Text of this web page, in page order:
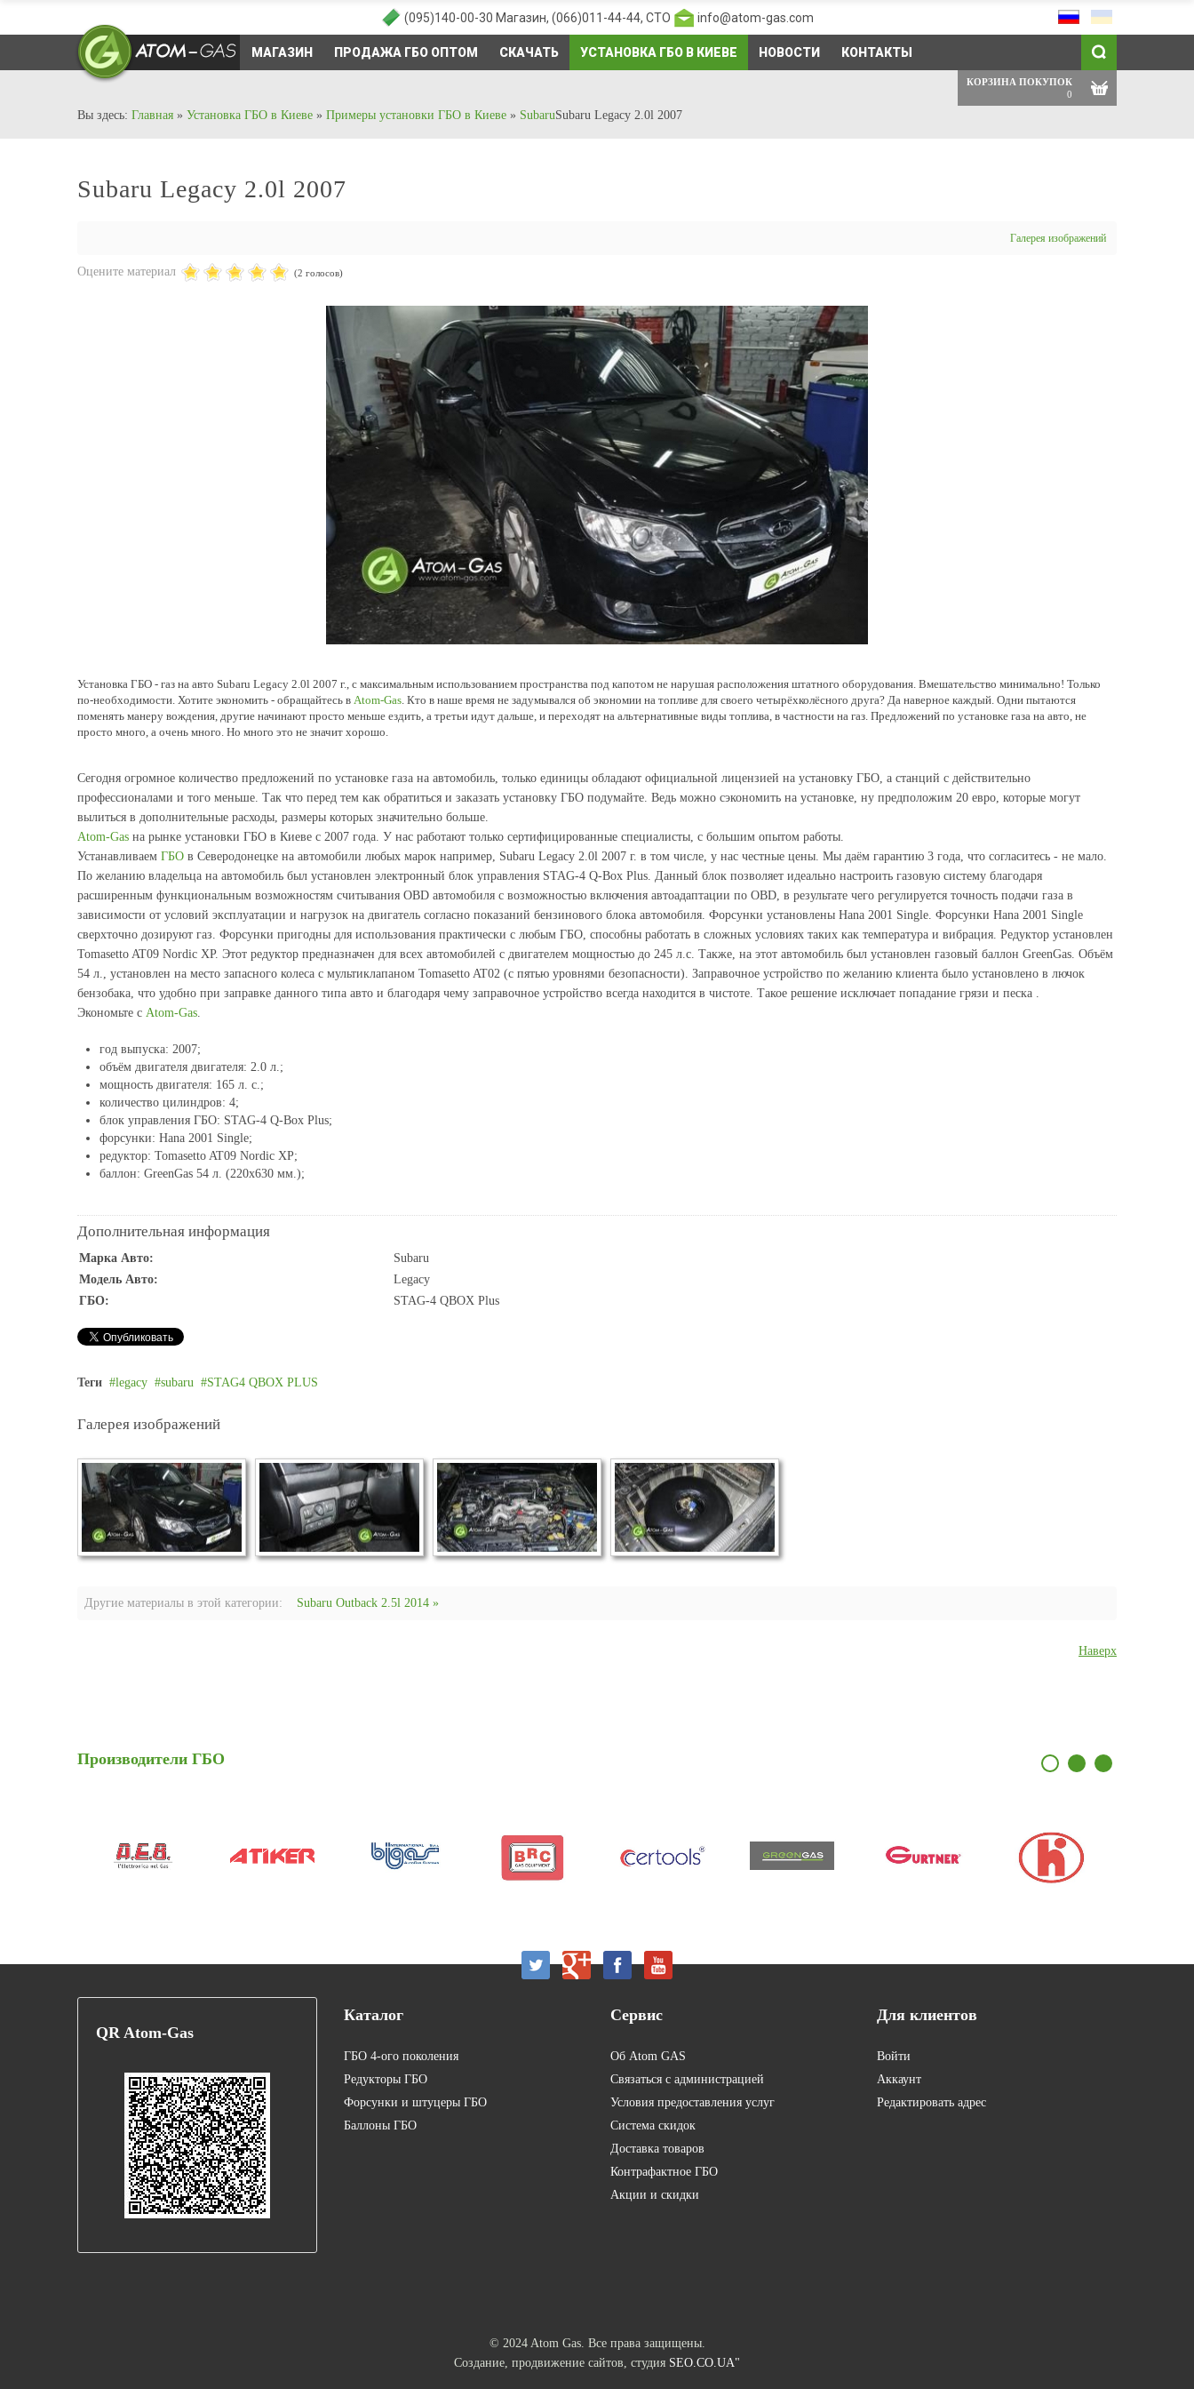
(095)140-00-30 Магазин, (066)011-44-44, СТО info@atom-gas.com
МАГАЗИН ПРОДАЖА ГБО ОПТОМ СКАЧАТЬ УСТАНОВКА ГБО В КИЕВЕ НОВОСТИ КОНТАКТЫ
КОРЗИНА ПОКУПОК
0
Вы здесь: Главная » Установка ГБО в Киеве » Примеры установки ГБО в Киеве » SubaruSubaru Legacy 2.0l 2007
Subaru Legacy 2.0l 2007
Галерея изображений
Оцените материал (2 голосов)
Установка ГБО - газ на авто Subaru Legacy 2.0l 2007 г., с максимальным использованием пространства под капотом не нарушая расположения штатного оборудования. Вмешательство минимально! Только
по-необходимости. Хотите экономить - обращайтесь в Atom-Gas. Кто в наше время не задумывался об экономии на топливе для своего четырёхколёсного друга? Да наверное каждый. Одни пытаются
поменять манеру вождения, другие начинают просто меньше ездить, а третьи идут дальше, и переходят на альтернативные виды топлива, в частности на газ. Предложений по установке газа на авто, не
просто много, а очень много. Но много это не значит хорошо.
Сегодня огромное количество предложений по установке газа на автомобиль, только единицы обладают официальной лицензией на установку ГБО, а станций с действительно
профессионалами и того меньше. Так что перед тем как обратиться и заказать установку ГБО подумайте. Ведь можно сэкономить на установке, ну предположим 20 евро, которые могут
вылиться в дополнительные расходы, размеры которых значительно больше.
Atom-Gas на рынке установки ГБО в Киеве с 2007 года. У нас работают только сертифицированные специалисты, с большим опытом работы.
Устанавливаем ГБО в Северодонецке на автомобили любых марок например, Subaru Legacy 2.0l 2007 г. в том числе, у нас честные цены. Мы даём гарантию 3 года, что согласитесь - не мало.
По желанию владельца на автомобиль был установлен электронный блок управления STAG-4 Q-Box Plus. Данный блок позволяет идеально настроить газовую систему благодаря
расширенным функциональным возможностям считывания OBD автомобиля с возможностью включения автоадаптации по OBD, в результате чего регулируется точность подачи газа в
зависимости от условий эксплуатации и нагрузок на двигатель согласно показаний бензинового блока автомобиля. Форсунки установлены Hana 2001 Single. Форсунки Hana 2001 Single
сверхточно дозируют газ. Форсунки пригодны для использования практически с любым ГБО, способны работать в сложных условиях таких как температура и вибрация. Редуктор установлен
Tomasetto AT09 Nordic XP. Этот редуктор предназначен для всех автомобилей с двигателем мощностью до 245 л.с. Также, на этот автомобиль был установлен газовый баллон GreenGas. Объём
54 л., установлен на место запасного колеса с мультиклапаном Tomasetto AT02 (с пятью уровнями безопасности). Заправочное устройство по желанию клиента было установлено в лючок
бензобака, что удобно при заправке данного типа авто и благодаря чему заправочное устройство всегда находится в чистоте. Такое решение исключает попадание грязи и песка .
Экономьте с Atom-Gas.
год выпуска: 2007;
объём двигателя двигателя: 2.0 л.;
мощность двигателя: 165 л. с.;
количество цилиндров: 4;
блок управления ГБО: STAG-4 Q-Box Plus;
форсунки: Hana 2001 Single;
редуктор: Tomasetto AT09 Nordic XP;
баллон: GreenGas 54 л. (220х630 мм.);
Дополнительная информация
Марка Авто:
Subaru
Модель Авто:
Legacy
ГБО:
STAG-4 QBOX Plus
Теги legacy subaru STAG4 QBOX PLUS
Галерея изображений
Другие материалы в этой категории: Subaru Outback 2.5l 2014 »
Наверх
Производители ГБО
QR Atom-Gas
Каталог
ГБО 4-ого поколения
Редукторы ГБО
Форсунки и штуцеры ГБО
Баллоны ГБО
Сервис
Об Atom GAS
Связаться с администрацией
Условия предоставления услуг
Система скидок
Доставка товаров
Контрафактное ГБО
Акции и скидки
Для клиентов
Войти
Аккаунт
Редактировать адрес
© 2024 Atom Gas. Все права защищены.
Создание, продвижение сайтов, студия SEO.CO.UA"